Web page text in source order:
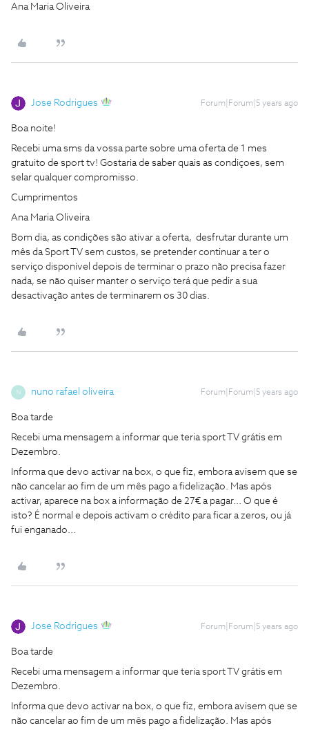
Ana Maria Oliveira
Jose Rodrigues Forum|Forum|5 years ago
Boa noite!
Recebi uma sms da vossa parte sobre uma oferta de 1 mes
gratuito de sport tv! Gostaria de saber quais as condiçoes, sem
selar qualquer compromisso.
Cumprimentos
Ana Maria Oliveira
Bom dia, as condições são ativar a oferta, desfrutar durante um
mês da Sport TV sem custos, se pretender continuar a ter o
serviço disponível depois de terminar o prazo não precisa fazer
nada, se não quiser manter o serviço terá que pedir a sua
desactivação antes de terminarem os 30 dias.
N nuno rafael oliveira Forum|Forum|5 years ago
Boa tarde
Recebi uma mensagem a informar que teria sport TV grátis em
Dezembro.
Informa que devo activar na box, o que fiz, embora avisem que se
não cancelar ao fim de um mês pago a fidelização. Mas após
activar, aparece na box a informação de 27€ a pagar... O que é
isto? É normal e depois activam o crédito para ficar a zeros, ou já
fui enganado...
Jose Rodrigues Forum|Forum|5 years ago
Boa tarde
Recebi uma mensagem a informar que teria sport TV grátis em
Dezembro.
Informa que devo activar na box, o que fiz, embora avisem que se
não cancelar ao fim de um mês pago a fidelização. Mas após